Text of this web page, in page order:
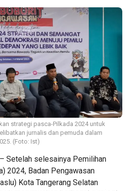
strategi pasca-Pilkada 2024 untuk
jurnalis dan pemuda dalam
(Foto: Ist)
– Setelah selesainya Pemilihan
2024, Badan Pengawasan
Kota Tangerang Selatan